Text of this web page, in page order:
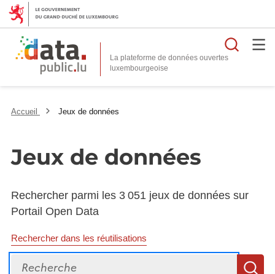
La plateforme de données ouvertes
Accueil Jeux de données
Jeux de données
Rechercher parmi les 3 051 jeux de données sur
Portail Open Data
Rechercher dans les réutilisations
Recherche